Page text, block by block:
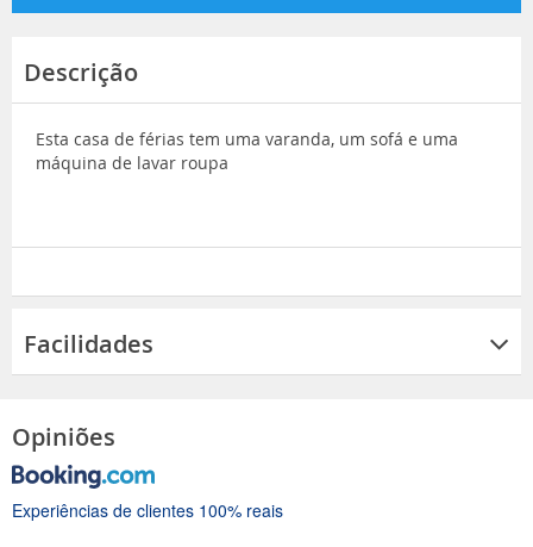
Descrição
Esta casa de férias tem uma varanda, um sofá e uma
máquina de lavar roupa
Facilidades
Opiniões
Experiências de clientes 100% reais